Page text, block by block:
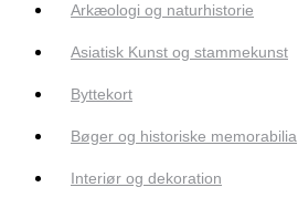
Arkæologi og naturhistorie
Asiatisk Kunst og stammekunst
Byttekort
Bøger og historiske memorabilia
Interiør og dekoration